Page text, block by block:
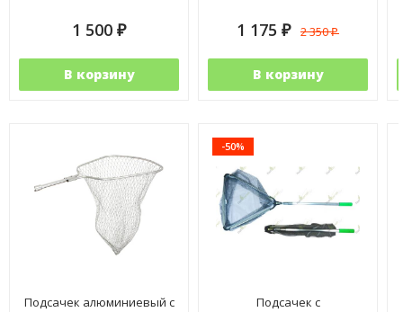
1 500 ₽
В корзину
1 175 ₽ 2 350₽
В корзину
Подсачек алюминиевый с
-50%
Подсачек с